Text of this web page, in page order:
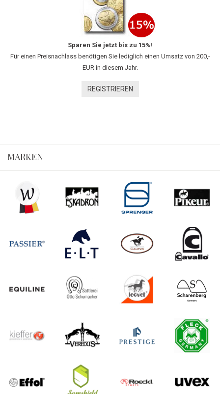
Sparen Sie jetzt bis zu 15%!
Für einen Preisnachlass benötigen Sie lediglich einen Umsatz von 200,-
EUR in diesem Jahr.
REGISTRIEREN
MARKEN